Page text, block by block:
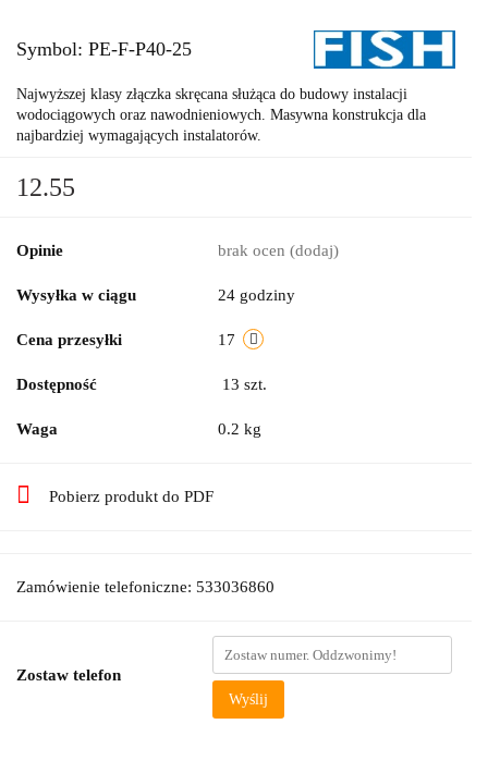
Symbol: PE-F-P40-25
Najwyższej klasy złączka skręcana służąca do budowy instalacji
wodociągowych oraz nawodnieniowych. Masywna konstrukcja dla
najbardziej wymagających instalatorów.
12.55
Opinie brak ocen (dodaj)
Wysyłka w ciągu 24 godziny
Cena przesyłki 17
Dostępność 13 szt.
Waga 0.2 kg
Pobierz produkt do PDF
Zamówienie telefoniczne: 533036860
Zostaw telefon
Wyślij